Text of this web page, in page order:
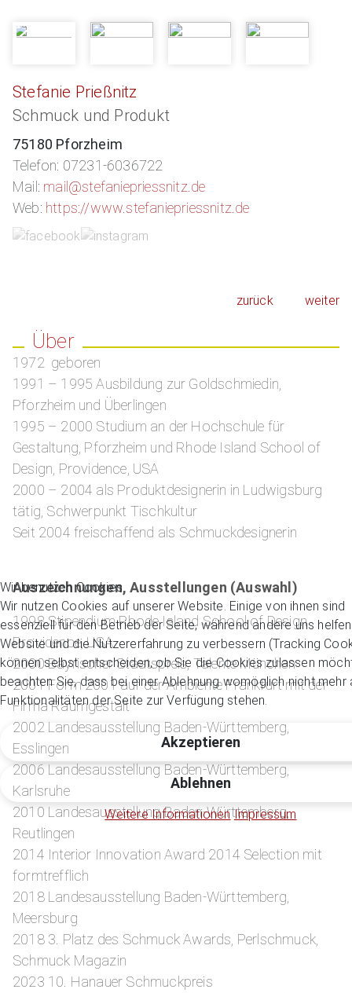
Stefanie Prießnitz
Schmuck und Produkt
75180 Pforzheim
Telefon: 07231-6036722
Mail: mail@stefaniepriessnitz.de
Web: https://www.stefaniepriessnitz.de
zurück weiter
Über
1972 geboren
1991 – 1995 Ausbildung zur Goldschmiedin,
Pforzheim und Überlingen
1995 – 2000 Studium an der Hochschule für
Gestaltung, Pforzheim und Rhode Island School of
Design, Providence, USA
2000 – 2004 als Produktdesignerin in Ludwigsburg
tätig, Schwerpunkt Tischkultur
Seit 2004 freischaffend als Schmuckdesignerin
Auszeichnungen, Ausstellungen (Auswahl)
1998 Stipendium Rhode Island School of Design
Providence, USA
2000 Bayrischer Staatspreis, Talente München
2001 Form 2001 auf der Ambiente Frankfurt mit der
Firma Raumgestalt
2002 Landesausstellung Baden-Württemberg,
Esslingen
2006 Landesausstellung Baden-Württemberg,
Karlsruhe
2010 Landesausstellung Baden-Württemberg,
Reutlingen
2014 Interior Innovation Award 2014 Selection mit
formtrefflich
2018 Landesausstellung Baden-Württemberg,
Meersburg
2018 3. Platz des Schmuck Awards, Perlschmuck,
Schmuck Magazin
2023 10. Hanauer Schmuckpreis
Wir benutzen Cookies
Wir nutzen Cookies auf unserer Website. Einige von ihnen sind
essenziell für den Betrieb der Seite, während andere uns
Website und die Nutzererfahrung zu verbessern (Tracking
können selbst entscheiden, ob Sie die Cookies zulassen
beachten Sie, dass bei einer Ablehnung womöglich nicht mehr
Funktionalitäten der Seite zur Verfügung stehen.
Akzeptieren
Ablehnen
Weitere Informationen Impressum